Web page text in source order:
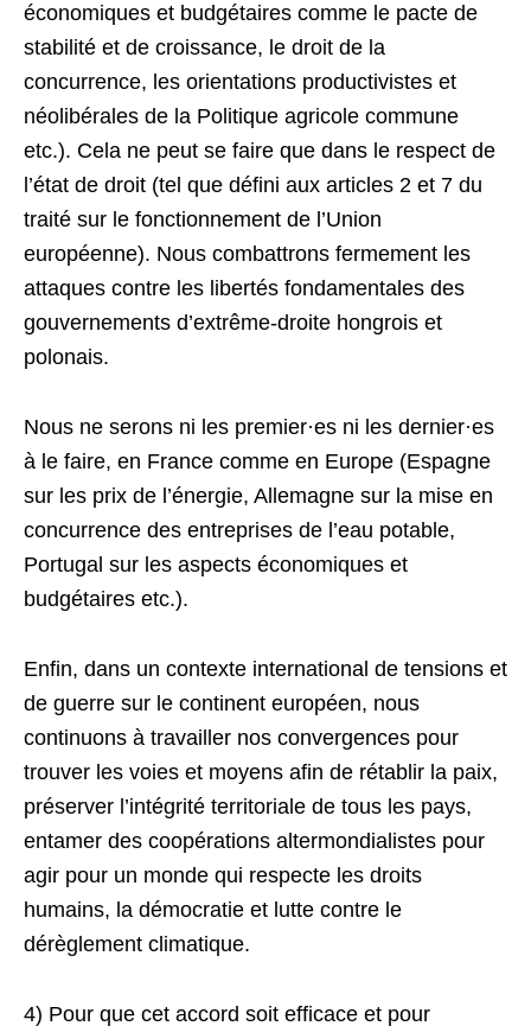
économiques et budgétaires comme le pacte de
stabilité et de croissance, le droit de la
concurrence, les orientations productivistes et
néolibérales de la Politique agricole commune
etc.). Cela ne peut se faire que dans le respect de
l’état de droit (tel que défini aux articles 2 et 7 du
traité sur le fonctionnement de l’Union
européenne). Nous combattrons fermement les
attaques contre les libertés fondamentales des
gouvernements d’extrême-droite hongrois et
polonais.
Nous ne serons ni les premier·es ni les dernier·es
à le faire, en France comme en Europe (Espagne
sur les prix de l’énergie, Allemagne sur la mise en
concurrence des entreprises de l’eau potable,
Portugal sur les aspects économiques et
budgétaires etc.).
Enfin, dans un contexte international de tensions et
de guerre sur le continent européen, nous
continuons à travailler nos convergences pour
trouver les voies et moyens afin de rétablir la paix,
préserver l’intégrité territoriale de tous les pays,
entamer des coopérations altermondialistes pour
agir pour un monde qui respecte les droits
humains, la démocratie et lutte contre le
dérèglement climatique.
4) Pour que cet accord soit efficace et pour